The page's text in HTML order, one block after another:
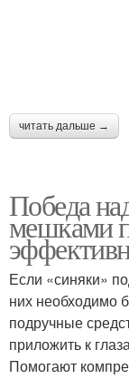
читать дальше →
Победа
мешками
Если «синяки»
них необходимо
подручные
приложить к
Помогают